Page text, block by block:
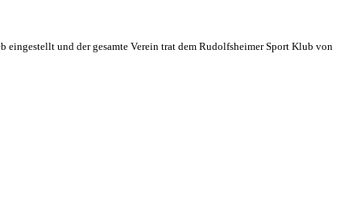
eingestellt und der gesamte Verein trat dem Rudolfsheimer Sport Klub von